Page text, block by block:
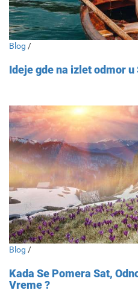
Blog /
Ideje gde na izlet odmor
Blog /
Kada Se Pomera Sat,
Vreme ?